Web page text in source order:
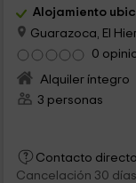
Alojamiento
Guarazoca, El
0
Alquiler íntegro
3 personas
Contacto directo
Cancelación 30